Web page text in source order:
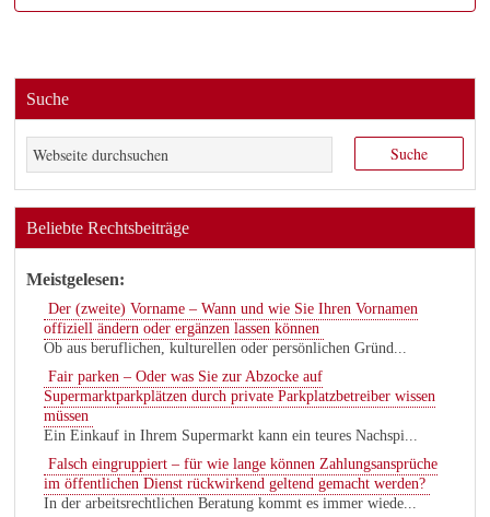
Suche
Beliebte Rechtsbeiträge
Meistgelesen:
Der (zweite) Vorname – Wann und wie Sie Ihren Vornamen
offiziell ändern oder ergänzen lassen können
Ob aus beruflichen, kulturellen oder persönlichen Gründ...
Fair parken – Oder was Sie zur Abzocke auf
Supermarktparkplätzen durch private Parkplatzbetreiber wissen
müssen
Ein Einkauf in Ihrem Supermarkt kann ein teures Nachspi...
Falsch eingruppiert – für wie lange können Zahlungsansprüche
im öffentlichen Dienst rückwirkend geltend gemacht werden?
In der arbeitsrechtlichen Beratung kommt es immer wiede...